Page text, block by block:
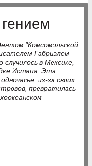
"Комсомольской
Габриэлем
в Мексике,
Истапа. Эта
из-за своих
превратилась